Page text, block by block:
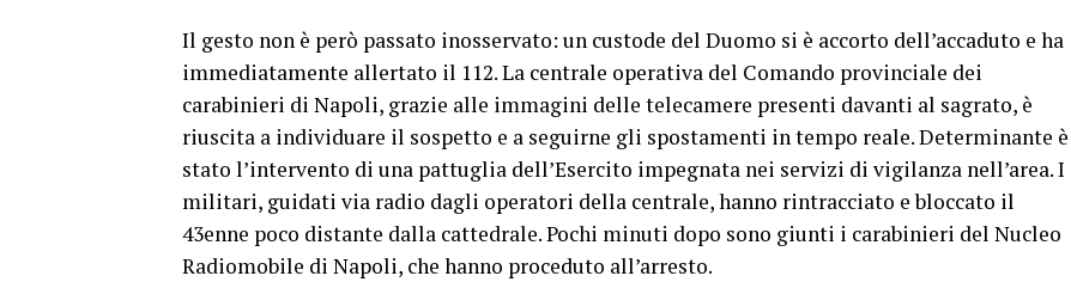
Il gesto non è però passato inosservato: un custode del Duomo si è accorto dell’accaduto e ha
immediatamente allertato il 112. La centrale operativa del Comando provinciale dei
carabinieri di Napoli, grazie alle immagini delle telecamere presenti davanti al sagrato, è
riuscita a individuare il sospetto e a seguirne gli spostamenti in tempo reale. Determinante è
stato l’intervento di una pattuglia dell’Esercito impegnata nei servizi di vigilanza nell’area. I
militari, guidati via radio dagli operatori della centrale, hanno rintracciato e bloccato il
43enne poco distante dalla cattedrale. Pochi minuti dopo sono giunti i carabinieri del Nucleo
Radiomobile di Napoli, che hanno proceduto all’arresto.